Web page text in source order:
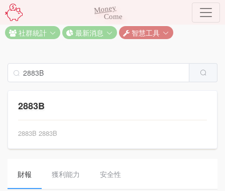
Money
Come
社群統計 最新消息 智慧工具
2883B
2883B 2883B
財報 獲利能力 安全性